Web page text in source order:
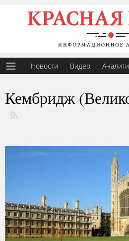
Новости Видео
Кембридж